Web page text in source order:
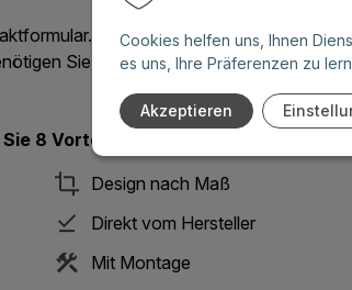
Cookies helfen uns, Ihnen
es uns, Ihre Präferenzen zu
Akzeptieren
Haben Sie weitere Fragen zu
Sie ein Angebot für eines unserer
8 Vorteile:
Design nach Maß
Direkt vom Hersteller
Mit Montage